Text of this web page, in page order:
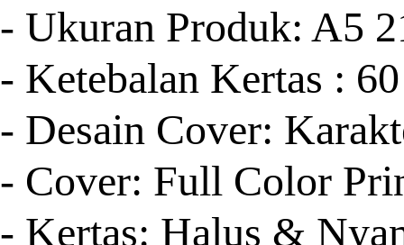
- Ukuran Produk: A5
- Ketebalan Kertas :
- Desain Cover:
- Cover: Full Color
- Kertas: Halus &